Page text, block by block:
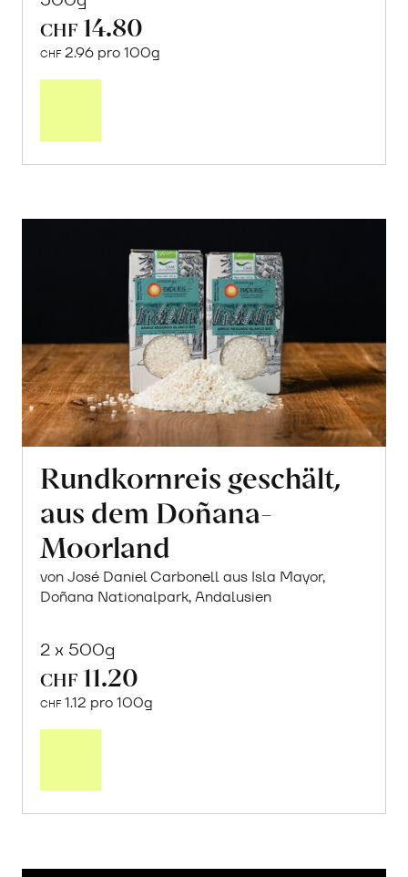
CHF 14.80
CHF 2.96 pro 100g
Rundkornreis geschält,
aus dem Doñana-
Moorland
von José Daniel Carbonell aus Isla Mayor,
Doñana Nationalpark, Andalusien
2 x 500g
CHF 11.20
CHF 1.12 pro 100g